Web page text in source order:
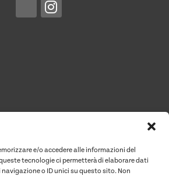
e/o accedere alle informazioni del
tecnologie ci permetterà di elaborare dati
o ID unici su questo sito. Non